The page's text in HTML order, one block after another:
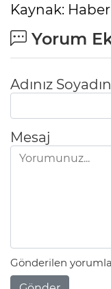
Kaynak:
Yorum
Adınız
Mesaj
Gönderilen